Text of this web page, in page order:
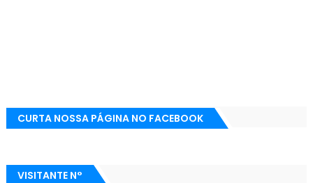
CURTA NOSSA PÁGINA NO FACEBOOK
VISITANTE N°